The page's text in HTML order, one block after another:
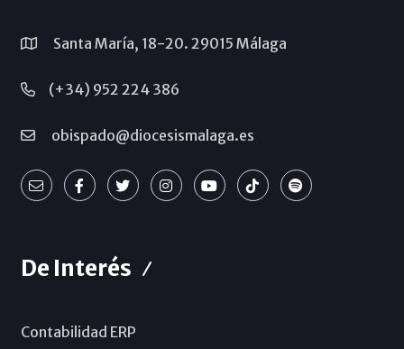
Santa María, 18-20. 29015 Málaga
(+34) 952 224 386
obispado@diocesismalaga.es
De Interés
Contabilidad ERP